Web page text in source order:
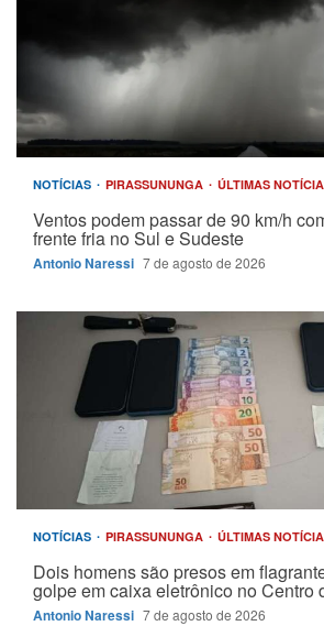
NOTÍCIAS PIRASSUNUNGA ÚLTIMAS
Ventos podem passar de 90 km/h
frente fria no Sul e Sudeste
Antonio Naressi 7 de agosto de 2026
NOTÍCIAS PIRASSUNUNGA ÚLTIMAS
Dois homens são presos em
golpe em caixa eletrônico no Centro
Antonio Naressi 7 de agosto de 2026